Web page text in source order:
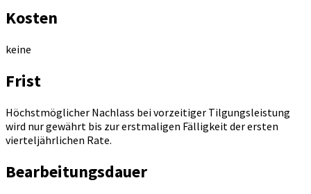
Kosten
keine
Frist
Höchstmöglicher Nachlass bei vorzeitiger Tilgungsleistung
wird nur gewährt bis zur erstmaligen Fälligkeit der ersten
vierteljährlichen Rate.
Bearbeitungsdauer